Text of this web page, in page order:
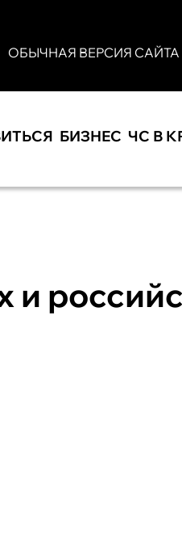
ОБЫЧНАЯ ВЕРСИЯ САЙТА
БИЗНЕС ЧС В
и